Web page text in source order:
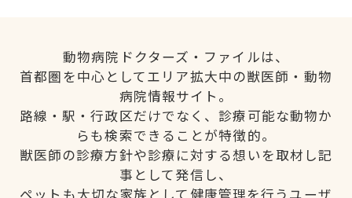
動物病院ドクターズ・ファイルは、
首都圏を中心としてエリア拡大中の獣医師・動物
病院情報サイト。
路線・駅・行政区だけでなく、診療可能な動物か
らも検索できることが特徴的。
獣医師の診療方針や診療に対する想いを取材し記
事として発信し、
ペットも大切な家族として健康管理を行うユーザ